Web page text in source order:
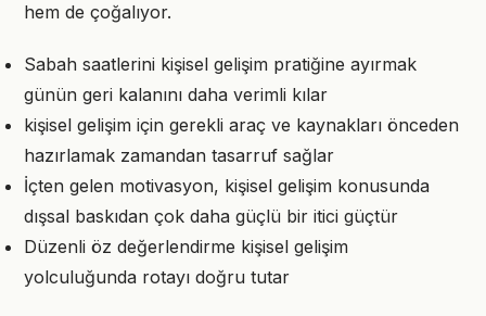
hem de çoğalıyor.
Sabah saatlerini kişisel gelişim pratiğine ayırmak
günün geri kalanını daha verimli kılar
kişisel gelişim için gerekli araç ve kaynakları önceden
hazırlamak zamandan tasarruf sağlar
İçten gelen motivasyon, kişisel gelişim konusunda
dışsal baskıdan çok daha güçlü bir itici güçtür
Düzenli öz değerlendirme kişisel gelişim
yolculuğunda rotayı doğru tutar